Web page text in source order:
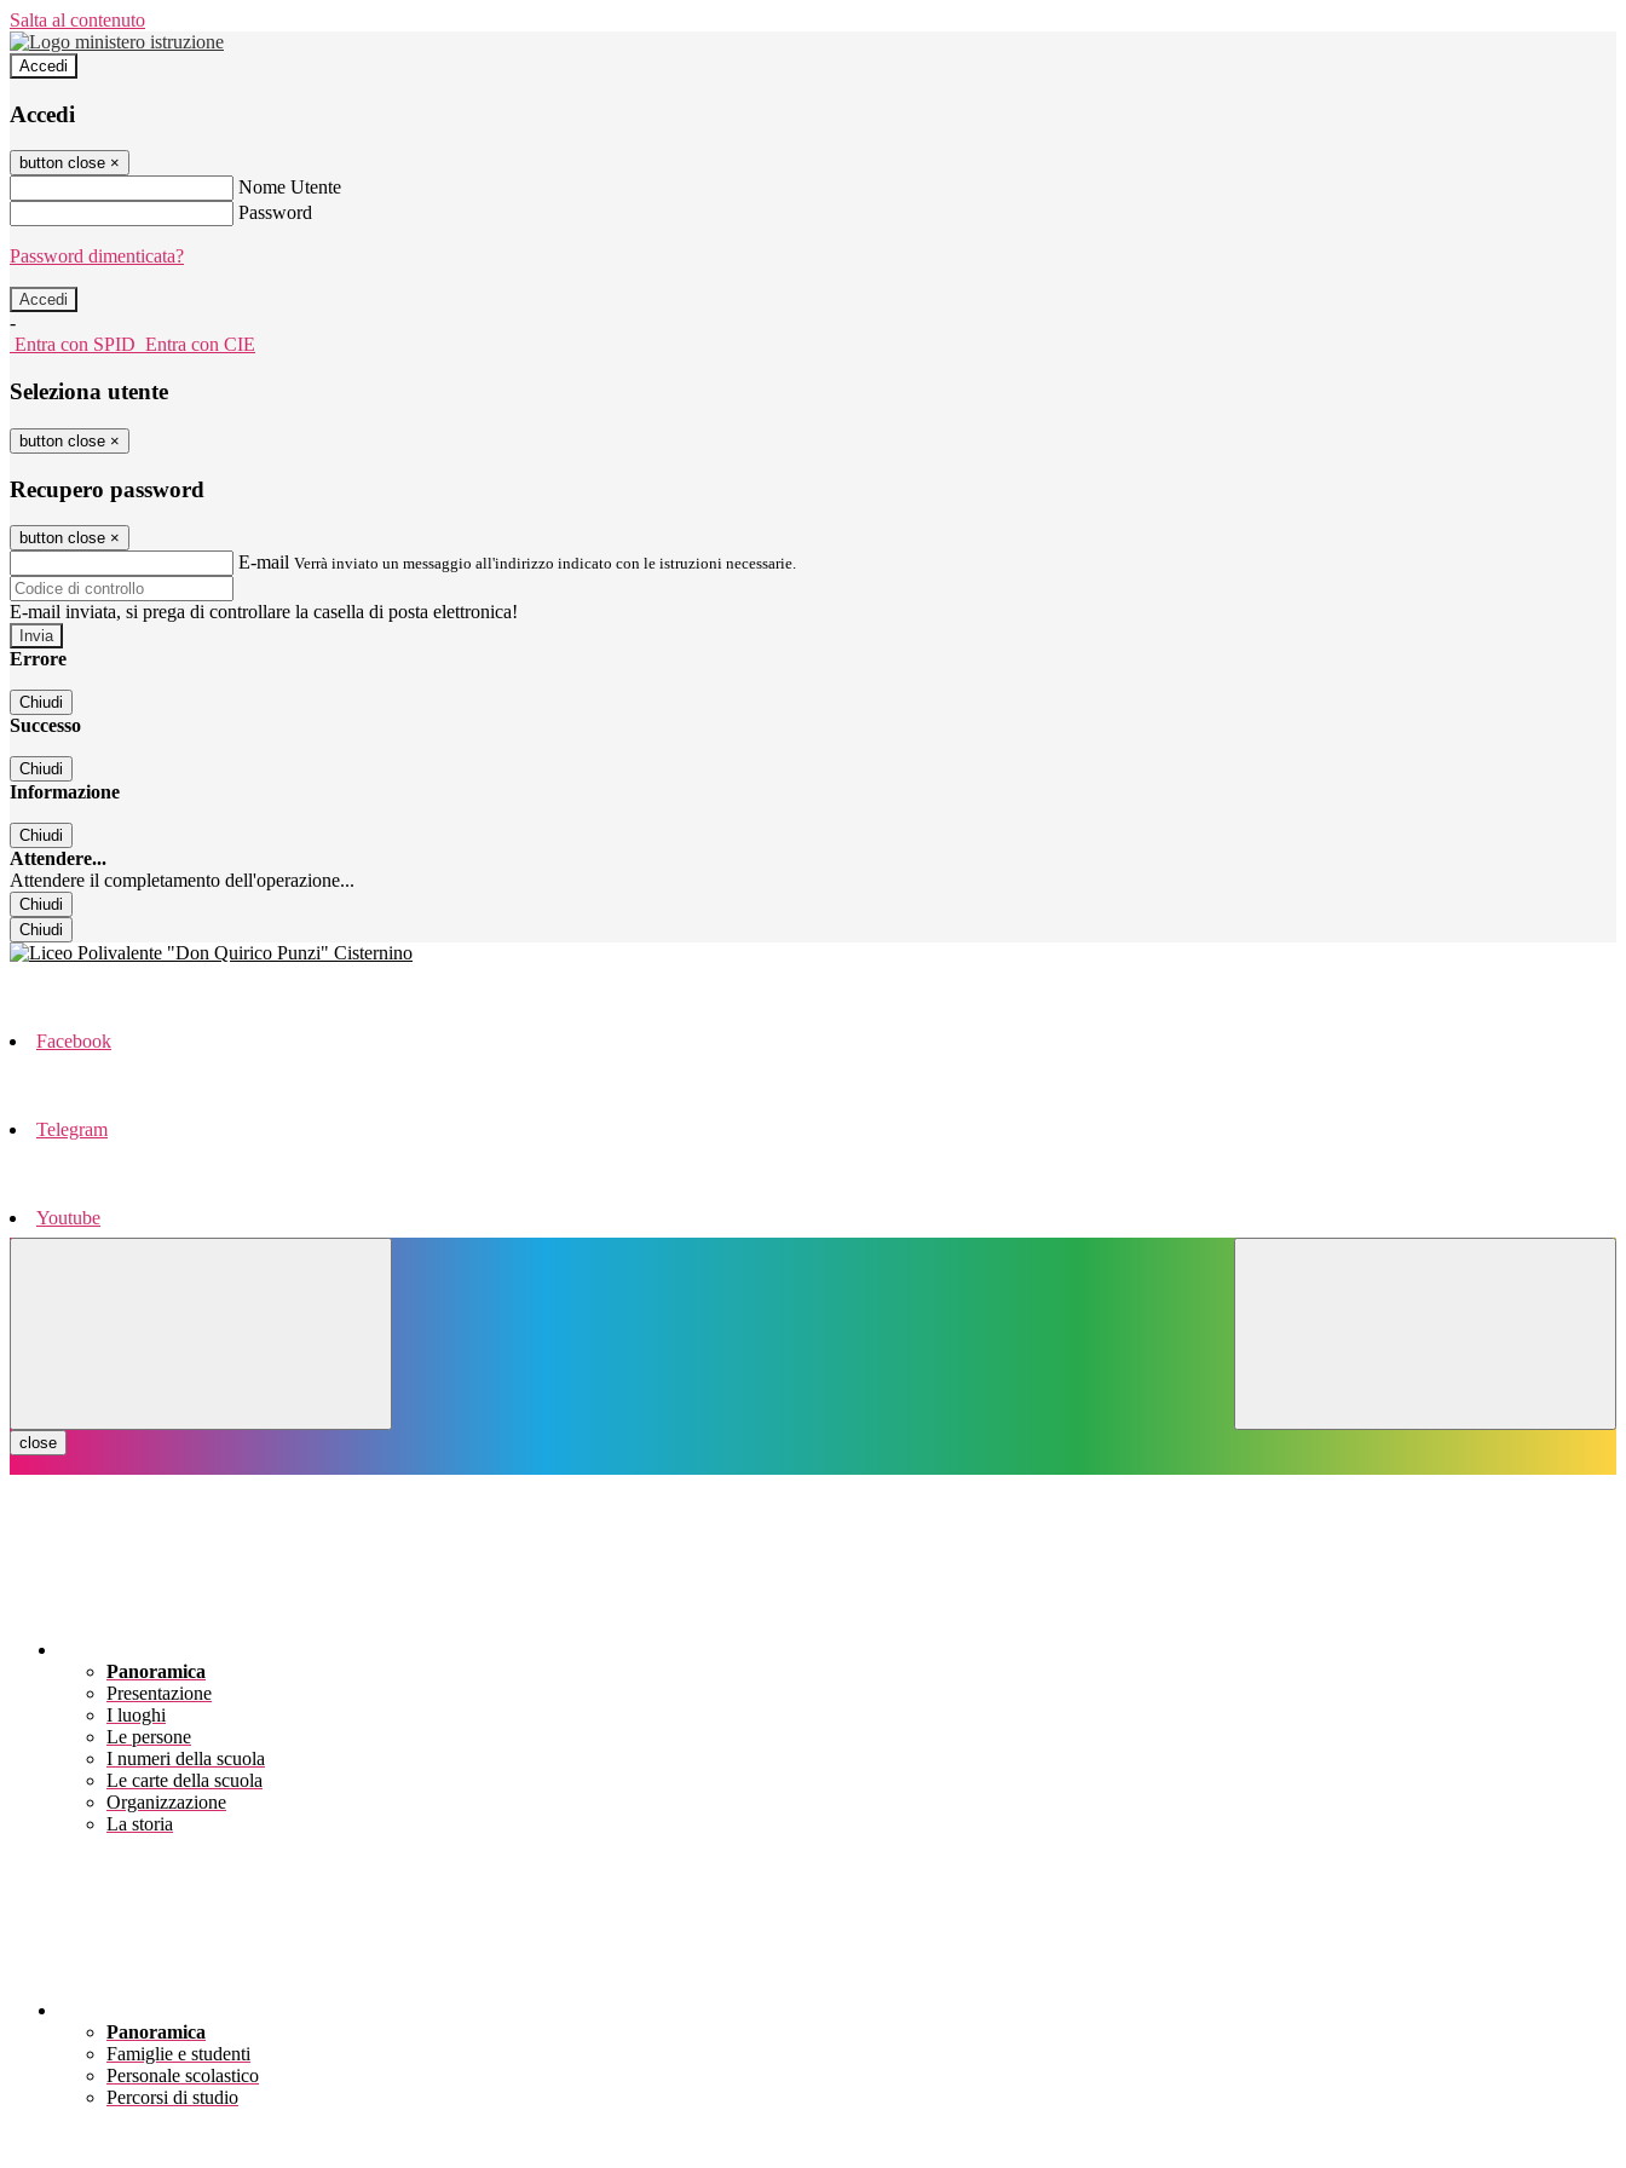
Salta al contenuto
Accedi
Accedi
button close ×
Nome Utente
Password
Password dimenticata?
-
Entra con SPID Entra con CIE
Seleziona utente
button close ×
Recupero password
button close ×
E-mail Verrà inviato un messaggio all'indirizzo indicato con le istruzioni necessarie.
E-mail inviata, si prega di controllare la casella di posta elettronica!
Errore
Chiudi
Successo
Chiudi
Informazione
Chiudi
Attendere...
Attendere il completamento dell'operazione...
Chiudi
Chiudi
Facebook
Telegram
Youtube
close
Panoramica
Presentazione
I luoghi
Le persone
I numeri della scuola
Le carte della scuola
Organizzazione
La storia
Panoramica
Famiglie e studenti
Personale scolastico
Percorsi di studio